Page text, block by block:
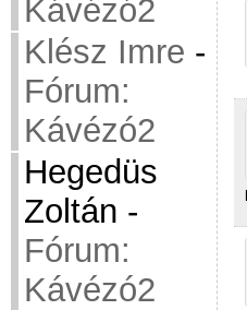
Kávézó2
Klész Imre -
Fórum:
Kávézó2
Hegedüs
Zoltán -
Fórum:
Kávézó2